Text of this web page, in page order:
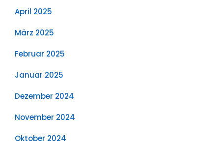
April 2025
März 2025
Februar 2025
Januar 2025
Dezember 2024
November 2024
Oktober 2024